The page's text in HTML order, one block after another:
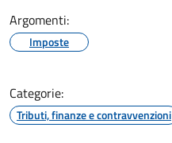
Argomenti:
Imposte
Categorie:
Tributi, finanze e contravvenzioni